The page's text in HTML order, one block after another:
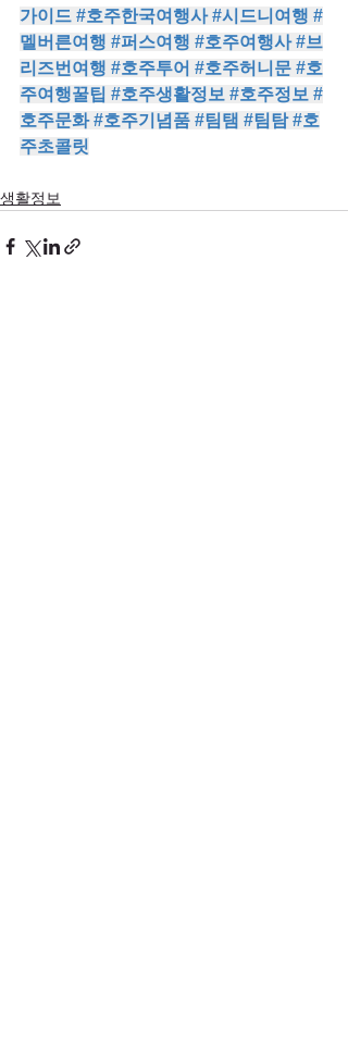
가이드 #호주한국여행사 #시드니여행 #
멜버른여행 #퍼스여행 #호주여행사 #브
리즈번여행 #호주투어 #호주허니문 #호
주여행꿀팁 #호주생활정보 #호주정보 #
호주문화 #호주기념품 #팀탬 #팀탐 #호
주초콜릿
생활정보